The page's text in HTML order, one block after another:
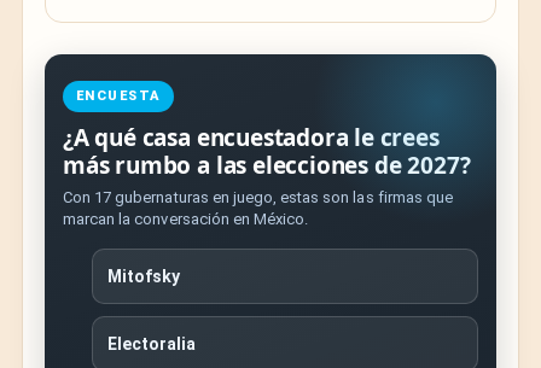
ENCUESTA
¿A qué casa encuestadora le crees
más rumbo a las elecciones de 2027?
Con 17 gubernaturas en juego, estas son las firmas que
marcan la conversación en México.
Mitofsky
Electoralia